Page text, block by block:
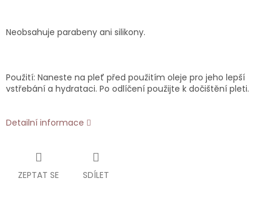
Neobsahuje parabeny ani silikony.
Použití: Naneste na pleť před použitím oleje pro jeho lepší
vstřebání a hydrataci. Po odlíčení použijte k dočištění pleti.
Detailní informace
ZEPTAT SE SDÍLET